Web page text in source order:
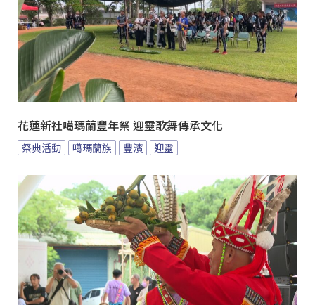
花蓮新社噶瑪蘭豐年祭 迎靈歌舞傳承文化
祭典活動 噶瑪蘭族 豐濱 迎靈